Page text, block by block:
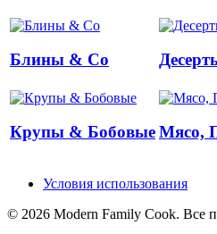
Блины & Co
Крупы & БобовыеМясо,
Условия использования
© 2026 Modern Family Cook. Все